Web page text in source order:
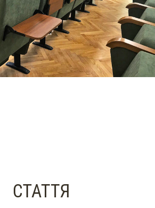
СТАТТЯ